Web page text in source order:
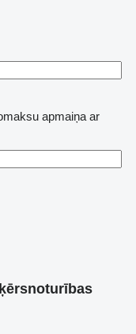
apmaiņa ar